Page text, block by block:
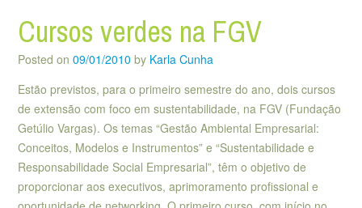
Cursos verdes na FGV
Posted on 09/01/2010 by Karla Cunha
Estão previstos, para o primeiro semestre do ano, dois cursos
de extensão com foco em sustentabilidade, na FGV (Fundação
Getúlio Vargas). Os temas “Gestão Ambiental Empresarial:
Conceitos, Modelos e Instrumentos” e “Sustentabilidade e
Responsabilidade Social Empresarial”, têm o objetivo de
proporcionar aos executivos, aprimoramento profissional e